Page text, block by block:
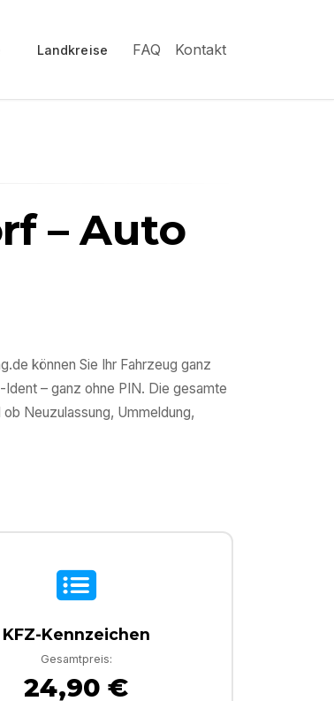
Landkreise FAQ Kontakt
– Auto
können Sie Ihr Fahrzeug ganz
– ganz ohne PIN. Die gesamte
Neuzulassung, Ummeldung,
KFZ-Kennzeichen
Gesamtpreis:
24,90 €